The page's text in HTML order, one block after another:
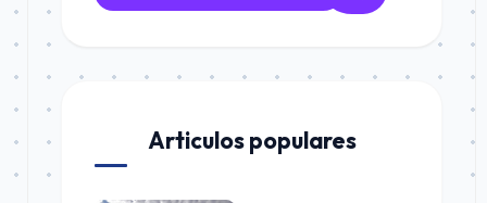
Articulos populares